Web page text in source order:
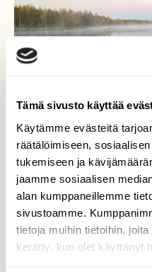
Tämä sivusto käyttää
Käytämme evästeitä
räätälöimiseen,
tukemiseen ja
jaamme sosiaalisen
alan kumppaneillemme
sivustoamme.
tietoja muihin tietoihin,
kerätty, kun olet käyttänyt
Usvainen